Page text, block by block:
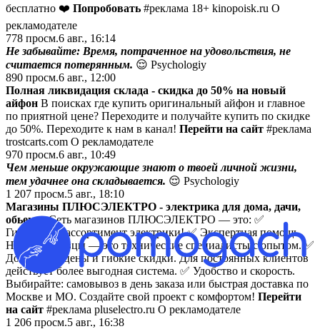
бесплатно ❤️ Попробовать #реклама 18+ kinopoisk.ru О
рекламодателе
778 просм.6 авг., 16:14
Не забывайте: Время, потраченное на удовольствия, не
считается потерянным. 😌 Psychologiy
890 просм.6 авг., 12:00
Полная ликвидация склада - скидка до 50% на новый
айфон В поисках где купить оригинальный айфон и главное
по приятной цене? Переходите и получайте купить по скидке
до 50%. Переходите к нам в канал! Перейти на сайт #реклама
trostcarts.com О рекламодателе
970 просм.6 авг., 10:49
Чем меньше окружающие знают о твоей личной жизни,
тем удачнее она складывается. 😌 Psychologiy
1 207 просм.5 авг., 18:10
Магазины ПЛЮСЭЛЕКТРО - электрика для дома, дачи,
обьектаСеть магазинов ПЛЮСЭЛЕКТРО — это: ✅
Гигантский ассортимент электрики! ✅ Экспертная помощь.
Наши продавцы — это технические специалисты с опытом. ✅
Доступные цены и гибкие скидки. Для постоянных клиентов
действует более выгодная система. ✅ Удобство и скорость.
Выбирайте: самовывоз в день заказа или быстрая доставка по
Москве и МО. Создайте свой проект с комфортом! Перейти
на сайт #реклама pluselectro.ru О рекламодателе
1 206 просм.5 авг., 16:38